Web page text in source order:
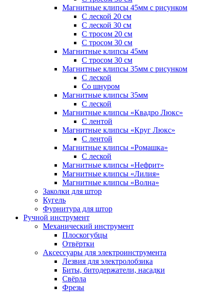
Магнитные клипсы 45мм с рисунком
С леской 20 см
С леской 30 см
С тросом 20 см
С тросом 30 см
Магнитные клипсы 45мм
С тросом 30 см
Магнитные клипсы 35мм с рисунком
С леской
Со шнуром
Магнитные клипсы 35мм
С леской
Магнитные клипсы «Квадро Люкс»
С лентой
Магнитные клипсы «Круг Люкс»
С лентой
Магнитные клипсы «Ромашка»
С леской
Магнитные клипсы «Нефрит»
Магнитные клипсы «Лилия»
Магнитные клипсы «Волна»
Заколки для штор
Кугель
Фурнитура для штор
Ручной инструмент
Механический инструмент
Плоскогубцы
Отвёртки
Аксессуары для электроинструмента
Лезвия для электролобзика
Биты, битодержатели, насадки
Свёрла
Фрезы